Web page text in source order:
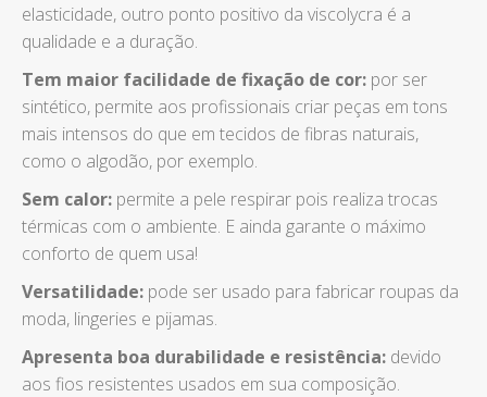
elasticidade, outro ponto positivo da viscolycra é a
qualidade e a duração.
Tem maior facilidade de fixação de cor: por ser
sintético, permite aos profissionais criar peças em tons
mais intensos do que em tecidos de fibras naturais,
como o algodão, por exemplo.
Sem calor: permite a pele respirar pois realiza trocas
térmicas com o ambiente. E ainda garante o máximo
conforto de quem usa!
Versatilidade: pode ser usado para fabricar roupas da
moda, lingeries e pijamas.
Apresenta boa durabilidade e resistência: devido
aos fios resistentes usados em sua composição.